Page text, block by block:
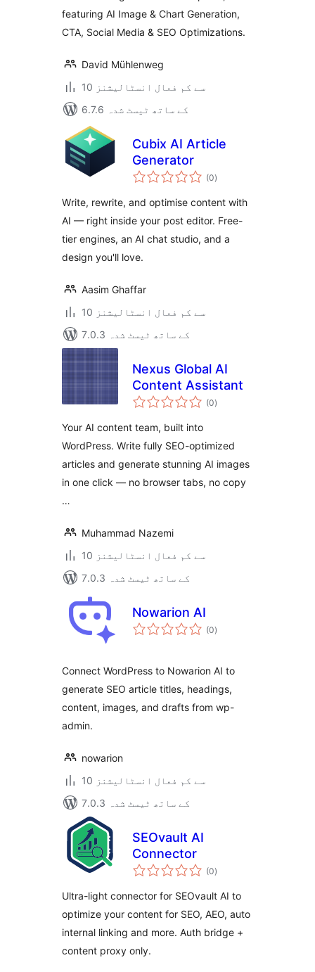
featuring AI Image & Chart Generation,
CTA, Social Media & SEO Optimizations.
David Mühlenweg
10 سے کم فعال انسٹالیشنز
6.7.6 کے ساتھ ٹیسٹ شدہ
Cubix AI Article
Generator
(0مجموعی
درجہ
)
Write, rewrite, and optimise content with
AI — right inside your post editor. Free-
tier engines, an AI chat studio, and a
design you'll love.
Aasim Ghaffar
10 سے کم فعال انسٹالیشنز
7.0.3 کے ساتھ ٹیسٹ شدہ
Nexus Global AI
Content Assistant
(0مجموعی
درجہ
)
Your AI content team, built into
WordPress. Write fully SEO-optimized
articles and generate stunning AI images
in one click — no browser tabs, no copy
…
Muhammad Nazemi
10 سے کم فعال انسٹالیشنز
7.0.3 کے ساتھ ٹیسٹ شدہ
Nowarion AI
(0مجموعی
درجہ
)
Connect WordPress to Nowarion AI to
generate SEO article titles, headings,
content, images, and drafts from wp-
admin.
nowarion
10 سے کم فعال انسٹالیشنز
7.0.3 کے ساتھ ٹیسٹ شدہ
SEOvault AI
Connector
(0مجموعی
درجہ
)
Ultra-light connector for SEOvault AI to
optimize your content for SEO, AEO, auto
internal linking and more. Auth bridge +
content proxy only.